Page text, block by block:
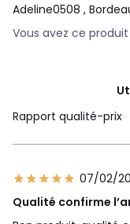
Adeline0508 ,
Vous avez ce produit
Rapport qualité-prix
07/02/
Qualité confirme